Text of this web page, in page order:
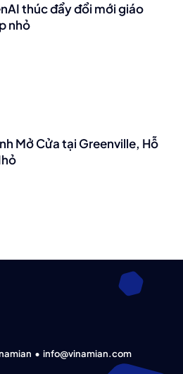
thúc đẩy đổi mới giáo
nhỏ
Mở Cửa tại Greenville, Hỗ
• info@vinamian.com